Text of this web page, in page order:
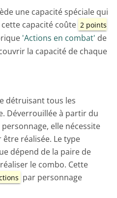
une capacité spéciale qui
capacité coûte 2 points
'Actions en combat' de
la capacité de chaque
détruisant tous les
Déverrouillée à partir du
elle nécessite
réalisée. Le type
dépend de la paire de
le combo. Cette
par personnage